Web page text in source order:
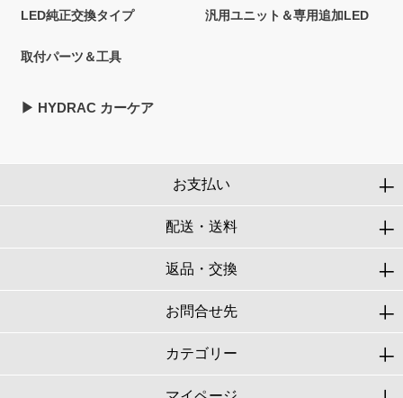
LED純正交換タイプ 汎用ユニット＆専用追加LED
取付パーツ＆工具
▶︎ HYDRAC カーケア
お支払い
配送・送料
返品・交換
お問合せ先
カテゴリー